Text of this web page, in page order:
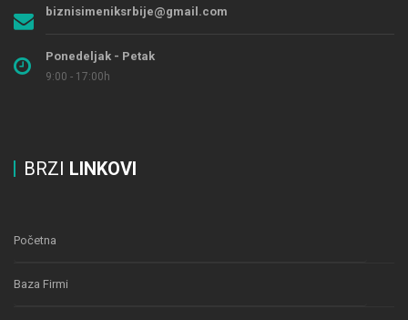
biznisimeniksrbije@gmail.com
Ponedeljak - Petak
9:00 - 17:00h
BRZI LINKOVI
Početna
Baza Firmi